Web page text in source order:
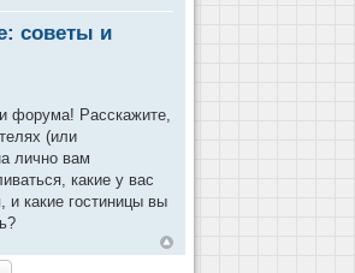
советы и
форума! Расскажите,
(или
лично вам
какие у вас
и какие гостиницы вы